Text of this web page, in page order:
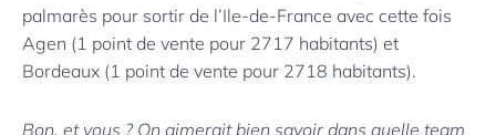
palmarès pour sortir de l’Ile-de-France avec cette fois
Agen (1 point de vente pour 2717 habitants) et
Bordeaux (1 point de vente pour 2718 habitants).
Bon, et vous ? On aimerait bien savoir dans quelle team